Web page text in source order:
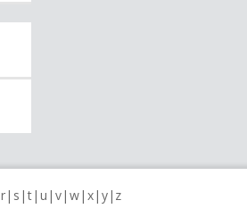
r s t u v w x y z